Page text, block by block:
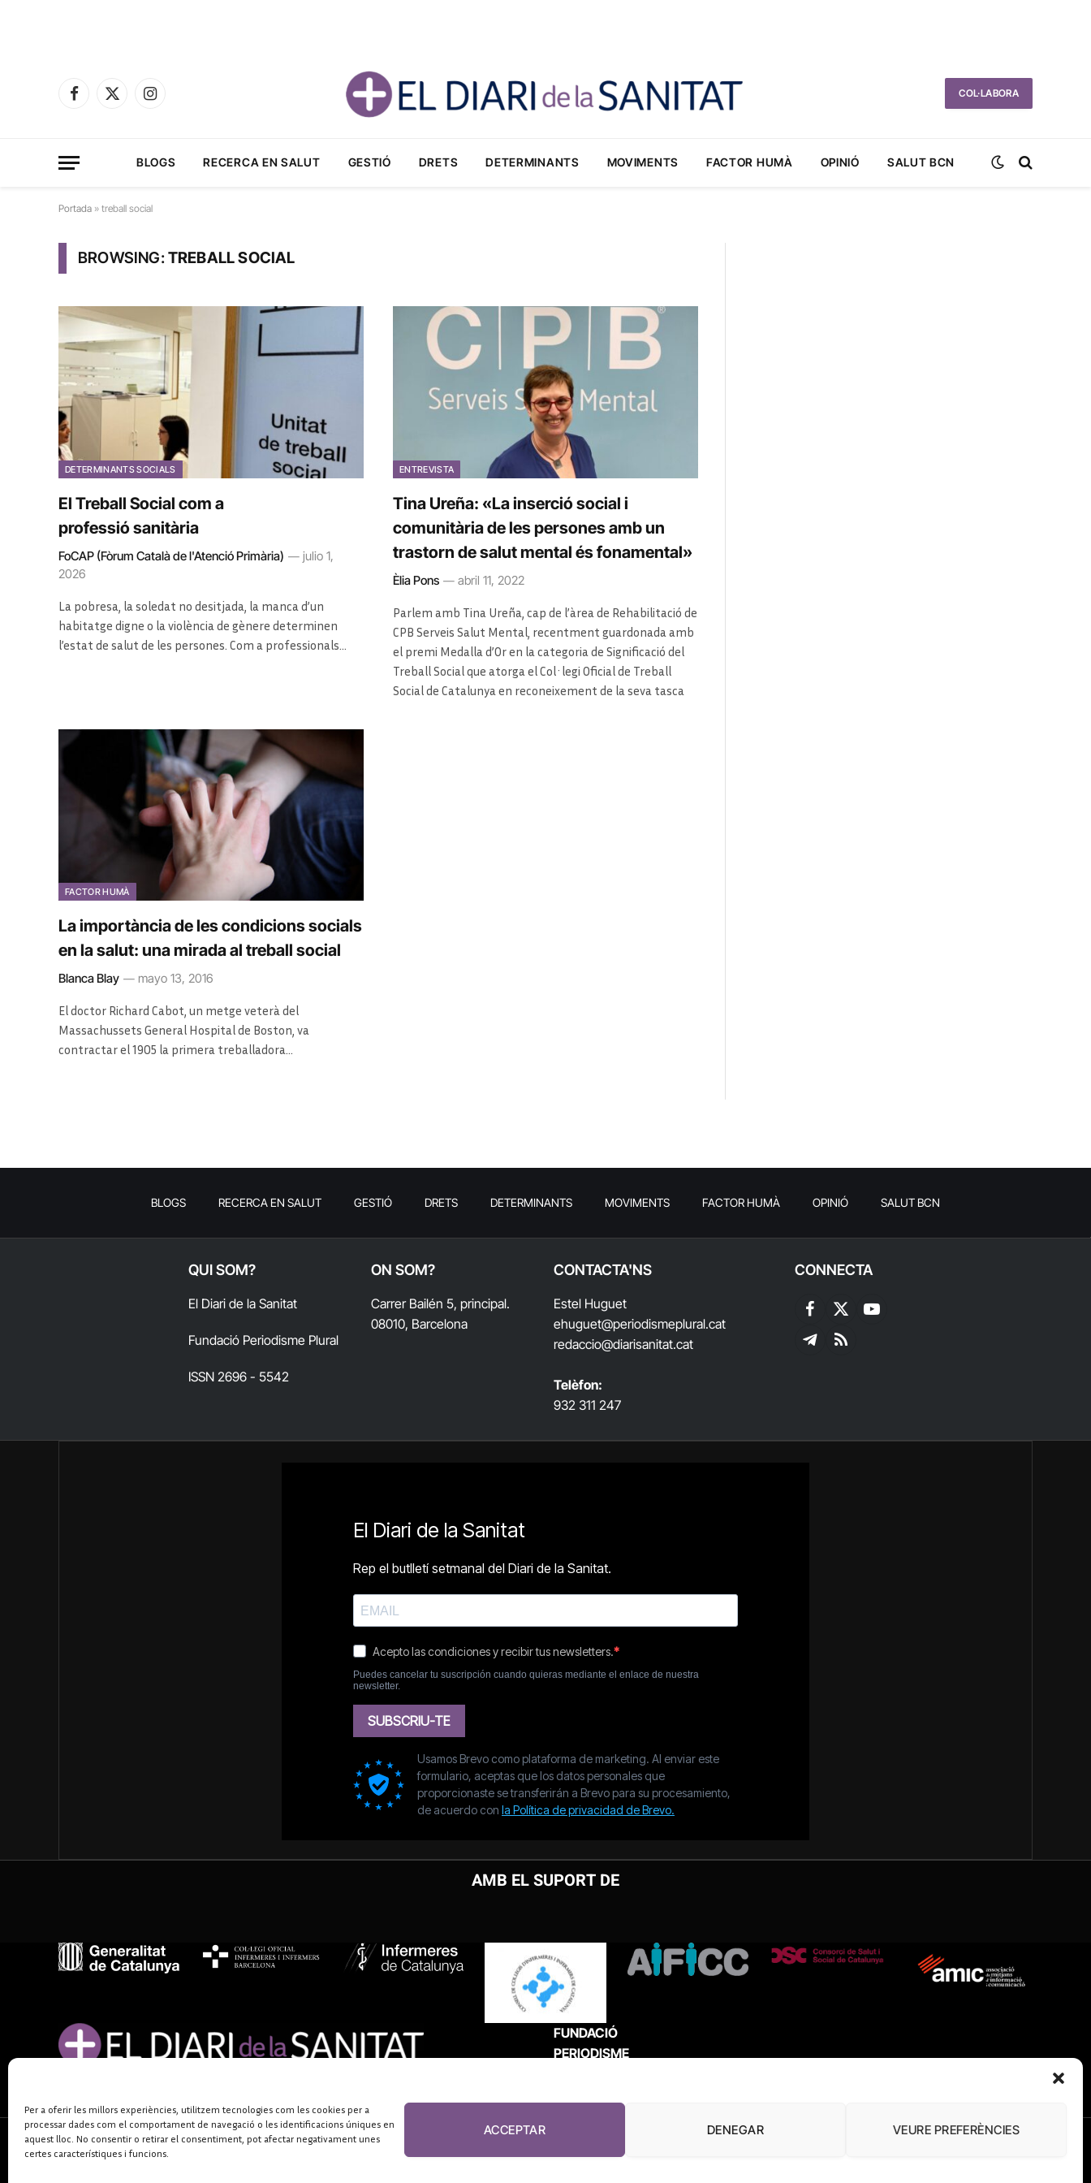
Per a oferir les millors experiències, utilitzem tecnologies com les cookies per a
processar dades com el comportament de navegació o les identificacions úniques en
aquest lloc. No consentir o retirar el consentiment, pot afectar negativament unes
certes característiques i funcions.
ACCEPTAR DENEGAR VEURE PREFERÈNCIES
Facebook
X
Instagram
COL·LABORA
BLOGS RECERCA EN SALUT GESTIÓ DRETS DETERMINANTS MOVIMENTS FACTOR HUMÀ OPINIÓ SALUT BCN
Portada » treball social
BROWSING:TREBALL SOCIAL
DETERMINANTS SOCIALS
El Treball Social com a
professió sanitària
FoCAP (Fòrum Català de l'Atenció Primària)
julio 1,
2026
La pobresa, la soledat no desitjada, la manca d’un
habitatge digne o la violència de gènere determinen
l’estat de salut de les persones. Com a professionals…
ENTREVISTA
Tina Ureña: «La inserció social i
comunitària de les persones amb un
trastorn de salut mental és fonamental»
Èlia Pons abril 11, 2022
Parlem amb Tina Ureña, cap de l’àrea de Rehabilitació de
CPB Serveis Salut Mental, recentment guardonada amb
el premi Medalla d’Or en la categoria de Significació del
Treball Social que atorga el Col·legi Oficial de Treball
Social de Catalunya en reconeixement de la seva tasca
FACTOR HUMÀ
La importància de les condicions socials
en la salut: una mirada al treball social
Blanca Blay mayo 13, 2016
El doctor Richard Cabot, un metge veterà del
Massachussets General Hospital de Boston, va
contractar el 1905 la primera treballadora…
BLOGS RECERCA EN SALUT GESTIÓ DRETS DETERMINANTS MOVIMENTS FACTOR HUMÀ OPINIÓ SALUT BCN
QUI SOM?
El Diari de la Sanitat
Fundació Periodisme Plural
ISSN 2696 - 5542
ON SOM?
Carrer Bailén 5, principal.
08010, Barcelona
CONTACTA'NS
Estel Huguet
ehuguet@periodismeplural.cat
redaccio@diarisanitat.cat
Telèfon:
932 311 247
CONNECTA
Facebook
X
(Twitter)
YouTube
TelegramRSS
AMB EL SUPORT DE
FUNDACIÓ
PERIODISME